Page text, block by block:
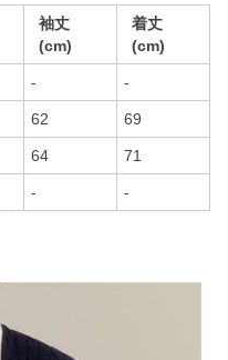
袖丈
(cm)
着丈
(cm)
- -
62 69
64 71
- -